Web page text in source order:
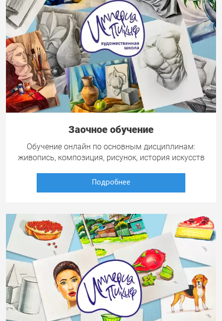
Заочное обучение
Обучение онлайн по основным дисциплинам:
живопись, композиция, рисунок, история искусств
Подробнее